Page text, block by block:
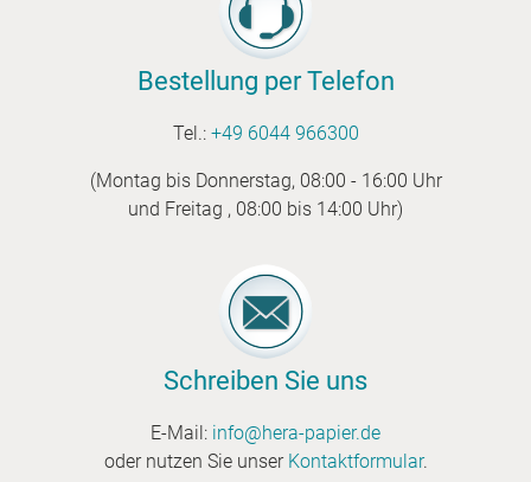
Bestellung per Telefon
Tel.: +49 6044 966300
(Montag bis Donnerstag, 08:00 - 16:00 Uhr
und Freitag , 08:00 bis 14:00 Uhr)
Schreiben Sie uns
E-Mail: info@hera-papier.de
oder nutzen Sie unser Kontaktformular.